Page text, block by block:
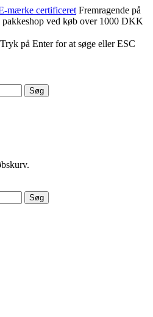
mærke certificeret Fremragende på
ved køb over 1000 DKK
Tryk på Enter for at søge eller ESC
Søg
Søg